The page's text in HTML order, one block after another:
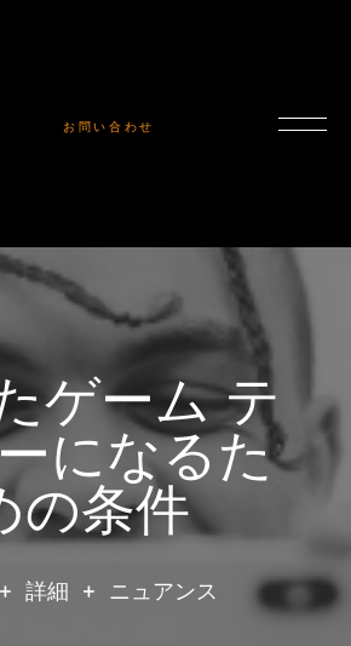
お問い合わせ
ゲーム テ
になるた
の条件
詳細 + ニュアンス